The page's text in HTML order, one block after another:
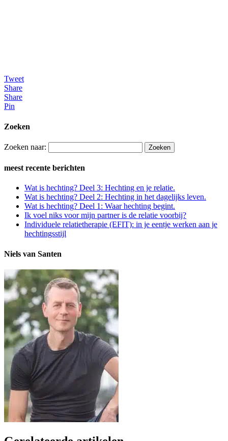
Tweet
Share
Share
Pin
Zoeken
Zoeken naar:
meest recente berichten
Wat is hechting? Deel 3: Hechting en je relatie.
Wat is hechting? Deel 2: Hechting in het dagelijks leven.
Wat is hechting? Deel 1: Waar hechting begint.
Ik voel niks voor mijn partner is de relatie voorbij?
Individuele relatietherapie (EFIT): in je eentje werken aan je
hechtingsstijl
Niels van Santen